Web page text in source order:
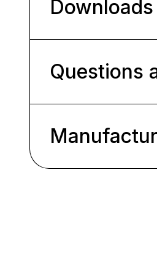
Downloads
Questions